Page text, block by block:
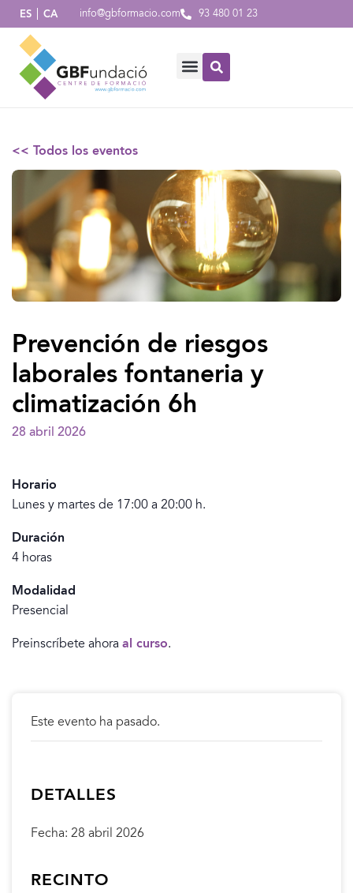
ES CA info@gbformacio.com 93 480 01 23
<< Todos los eventos
Prevención de riesgos
laborales fontaneria y
climatización 6h
28 abril 2026
Horario
Lunes y martes de 17:00 a 20:00 h.
Duración
4 horas
Modalidad
Presencial
Preinscríbete ahora al curso.
Este evento ha pasado.
DETALLES
Fecha: 28 abril 2026
RECINTO